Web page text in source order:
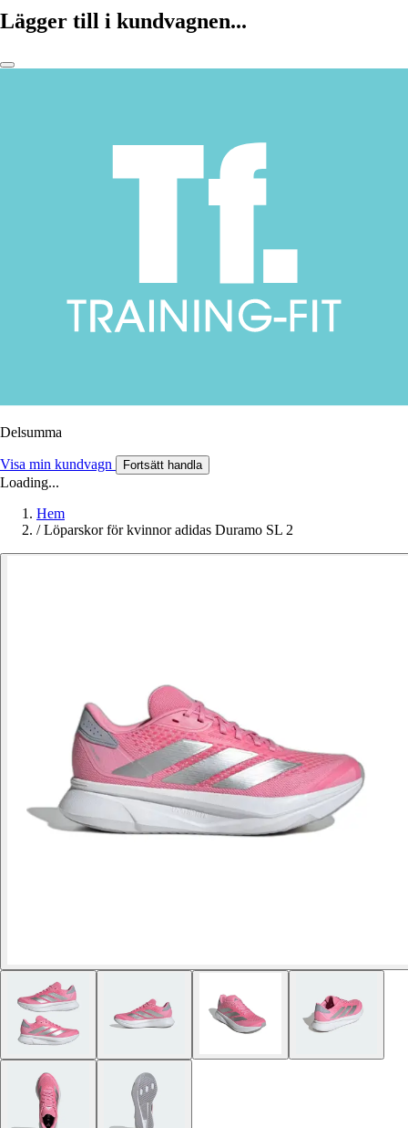
Lägger till i kundvagnen...
Delsumma
Visa min kundvagn Fortsätt handla
Loading...
Hem
/ Löparskor för kvinnor adidas Duramo SL 2